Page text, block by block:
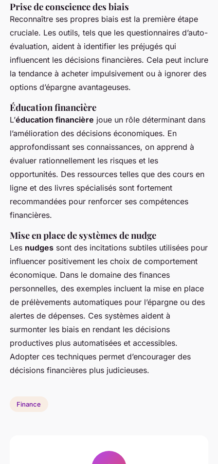
Prise de conscience des biais
Reconnaître ses propres biais est la première étape
cruciale. Les outils, tels que les questionnaires d’auto-
évaluation, aident à identifier les préjugés qui
influencent les décisions financières. Cela peut inclure
la tendance à acheter impulsivement ou à ignorer des
options d’épargne avantageuses.
Éducation financière
L’éducation financière joue un rôle déterminant dans
l’amélioration des décisions économiques. En
approfondissant ses connaissances, on apprend à
évaluer rationnellement les risques et les
opportunités. Des ressources telles que des cours en
ligne et des livres spécialisés sont fortement
recommandées pour renforcer ses compétences
financières.
Mise en place de systèmes de nudge
Les nudges sont des incitations subtiles utilisées pour
influencer positivement les choix de comportement
économique. Dans le domaine des finances
personnelles, des exemples incluent la mise en place
de prélèvements automatiques pour l’épargne ou des
alertes de dépenses. Ces systèmes aident à
surmonter les biais en rendant les décisions
productives plus automatisées et accessibles.
Adopter ces techniques permet d’encourager des
décisions financières plus judicieuses.
Finance